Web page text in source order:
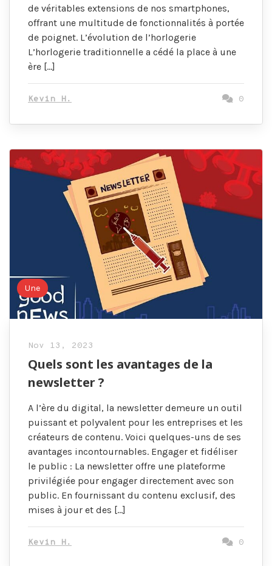
de véritables extensions de nos smartphones,
offrant une multitude de fonctionnalités à portée
de poignet. L’évolution de l’horlogerie
L’horlogerie traditionnelle a cédé la place à une
ère […]
Kevin H. 0
Une
Nov 13, 2023
Quels sont les avantages de la
newsletter ?
A l’ère du digital, la newsletter demeure un outil
puissant et polyvalent pour les entreprises et les
créateurs de contenu. Voici quelques-uns de ses
avantages incontournables. Engager et fidéliser
le public : La newsletter offre une plateforme
privilégiée pour engager directement avec son
public. En fournissant du contenu exclusif, des
mises à jour et des […]
Kevin H. 0